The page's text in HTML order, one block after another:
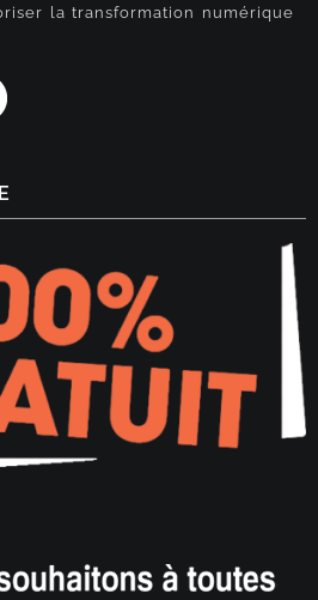
la transformation numérique